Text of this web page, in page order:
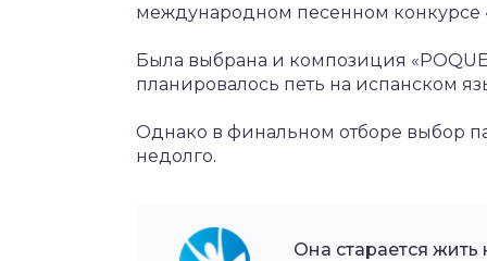
международном песенном конкурсе
Была выбрана и композиция
планировалось петь на испанском
Однако в финальном отборе выбор
недолго.
Она старается жить